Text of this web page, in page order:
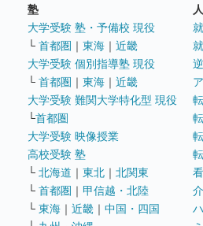
塾
大学受験 塾・予備校 現役
└ 首都圏 ｜ 東海 ｜ 近畿
大学受験 個別指導塾 現役
└ 首都圏 ｜ 東海 ｜ 近畿
大学受験 難関大学特化型 現役
└首都圏
大学受験 映像授業
高校受験 塾
└ 北海道 ｜ 東北 ｜ 北関東
└ 首都圏 ｜ 甲信越・北陸
└ 東海 ｜ 近畿 ｜ 中国・四国